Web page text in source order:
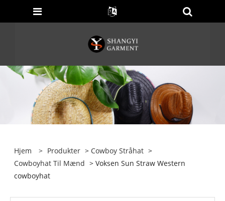
Hjem > Produkter > Cowboy Stråhat >
Cowboyhat Til Mænd > Voksen Sun Straw Western
cowboyhat